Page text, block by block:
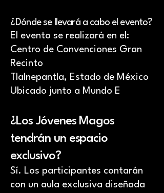
¿Dónde se llevará a cabo el evento?
El evento se realizará en el:
Centro de Convenciones Gran
Recinto
Tlalnepantla, Estado de México
Ubicado junto a Mundo E
¿Los Jóvenes Magos
tendrán un espacio
exclusivo?
Sí. Los participantes contarán
con un aula exclusiva diseñada